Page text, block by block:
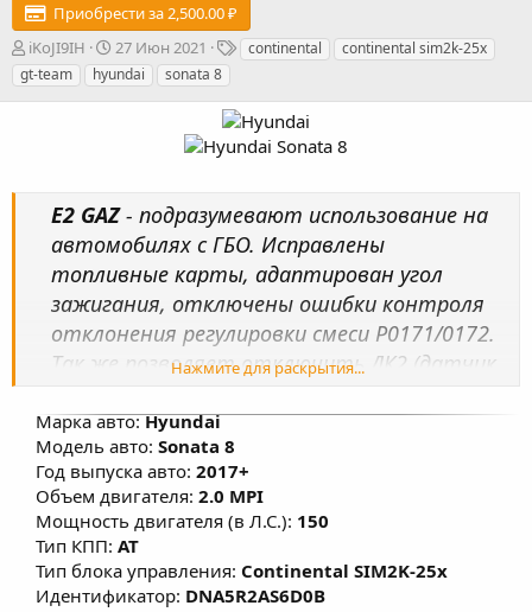
Приобрести за 2,500.00 ₽
А
в
т
iKoJI9IH
Д
а
т
а
н
и
я
27 Июн 2021
Т
и
continental
continental sim2k-25x
gt-team
hyundai sonata 8
E2 GAZ- подразумевают использование на
автомобилях с ГБО. Исправлены
топливные карты, адаптирован угол
зажигания, отключены ошибки контроля
отклонения регулировки смеси Р0171/0172.
Так же позволяет отключить ДК2 (датчик
нейтрализатор. Данное программное
решение позволяет удалить физически
каталитический нейтрализатор из
автомобиля и ДК2 с отключением разъёма
ДК2 от жгута электропроводки
автомобиля..
Нажмите для раскрытия...
Марка авто:Hyundai
Модель авто: Sonata 8
Год выпуска авто: 2017+
Объем двигателя: 2.0 MPI
Мощность двигателя (в Л.С.): 150
Тип КПП: AT
Тип блока управления: Continental SIM2K-25x
Идентификатор: DNA5R2AS6D0B